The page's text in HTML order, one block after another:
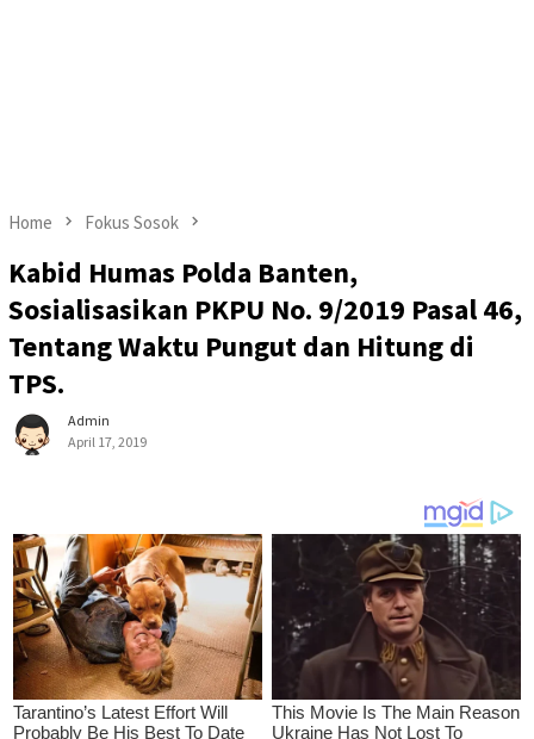
Home Fokus Sosok
Kabid Humas Polda Banten,
Sosialisasikan PKPU No. 9/2019 Pasal 46,
Tentang Waktu Pungut dan Hitung di
TPS.
Admin
April 17, 2019